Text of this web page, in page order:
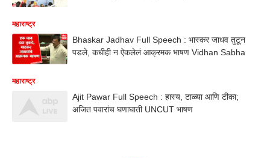
महाराष्ट्र
Bhaskar Jadhav Full Speech : भास्कर जाधव तुटून
पडले, कधीही न ऐकलेलं आक्रमक भाषण Vidhan Sabha
महाराष्ट्र
Ajit Pawar Full Speech : हास्य, टाळ्या आणि टीका;
अजित पवारांच घणाघाती UNCUT भाषण